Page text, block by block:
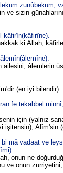
zunûbekum,
ve sizin
kâfirîn(kâfirîne).
ki Allah,
âlemlerin
(en iyi bilendir).
fe tekabbel
için (yalnız
işitensin), Alîm'sin
bi mâ vadaat ve
onun ne
ve onun